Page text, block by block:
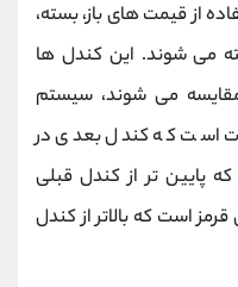
از قیمت‌ های باز، بسته،
می‌ شوند. این کندل‌ ها
می‌ شوند، سیستم
است که کندل بعدی در
پایین تر از کندل قبلی
است که بالاتر از کندل